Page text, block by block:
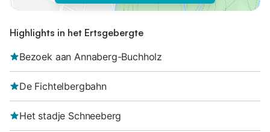
Highlights in het Ertsgebergte
Bezoek aan Annaberg-Buchholz
De Fichtelbergbahn
Het stadje Schneeberg